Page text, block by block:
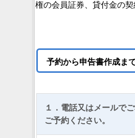
権の会員証券、貸付金の
予約から申告書作成ま
１．電話又はメールで
ご予約ください。